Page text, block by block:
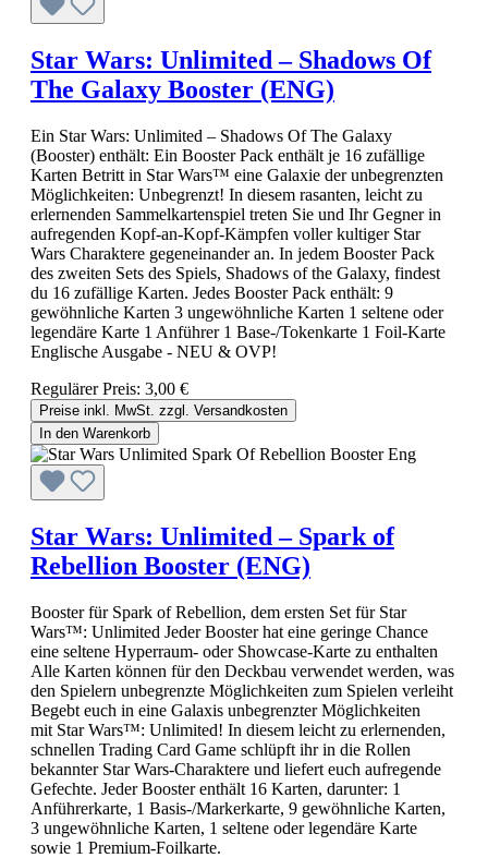
Star Wars: Unlimited – Shadows Of
The Galaxy Booster (ENG)
Ein Star Wars: Unlimited – Shadows Of The Galaxy
(Booster) enthält: Ein Booster Pack enthält je 16 zufällige
Karten Betritt in Star Wars™ eine Galaxie der unbegrenzten
Möglichkeiten: Unbegrenzt! In diesem rasanten, leicht zu
erlernenden Sammelkartenspiel treten Sie und Ihr Gegner in
aufregenden Kopf-an-Kopf-Kämpfen voller kultiger Star
Wars Charaktere gegeneinander an. In jedem Booster Pack
des zweiten Sets des Spiels, Shadows of the Galaxy, findest
du 16 zufällige Karten. Jedes Booster Pack enthält: 9
gewöhnliche Karten 3 ungewöhnliche Karten 1 seltene oder
legendäre Karte 1 Anführer 1 Base-/Tokenkarte 1 Foil-Karte
Englische Ausgabe - NEU & OVP!
Regulärer Preis: 3,00 €
Preise inkl. MwSt. zzgl. Versandkosten
In den Warenkorb
Star Wars: Unlimited – Spark of
Rebellion Booster (ENG)
Booster für Spark of Rebellion, dem ersten Set für Star
Wars™: Unlimited Jeder Booster hat eine geringe Chance
eine seltene Hyperraum- oder Showcase-Karte zu enthalten
Alle Karten können für den Deckbau verwendet werden, was
den Spielern unbegrenzte Möglichkeiten zum Spielen verleiht
Begebt euch in eine Galaxis unbegrenzter Möglichkeiten
mit Star Wars™: Unlimited! In diesem leicht zu erlernenden,
schnellen Trading Card Game schlüpft ihr in die Rollen
bekannter Star Wars-Charaktere und liefert euch aufregende
Gefechte. Jeder Booster enthält 16 Karten, darunter: 1
Anführerkarte, 1 Basis-/Markerkarte, 9 gewöhnliche Karten,
3 ungewöhnliche Karten, 1 seltene oder legendäre Karte
sowie 1 Premium-Foilkarte.